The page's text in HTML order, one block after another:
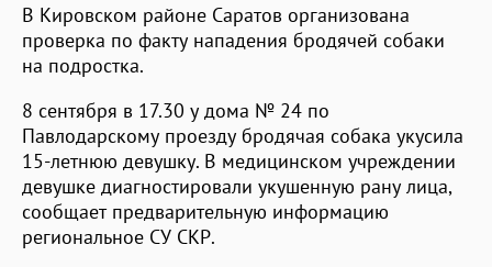
В Кировском районе Саратов организована
проверка по факту нападения бродячей собаки
на подростка.
8 сентября в 17.30 у дома № 24 по
Павлодарскому проезду бродячая собака укусила
15-летнюю девушку. В медицинском учреждении
девушке диагностировали укушенную рану лица,
сообщает предварительную информацию
региональное СУ СКР.